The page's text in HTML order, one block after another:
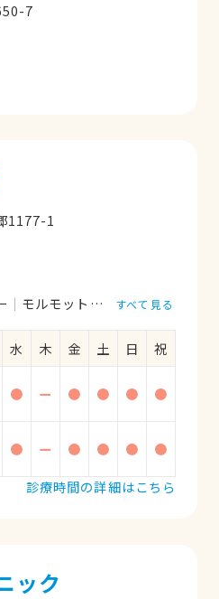
7
1177-1
モルモット フェレット
すべて見る
水 木 金 土 日
祝
● ー ● ● ● ●
● ー ● ● ●
●
診療時間の詳細はこちら
ック